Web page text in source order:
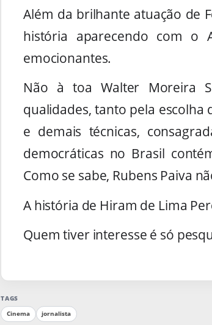
Além da brilhante atuação de
história aparecendo com o
emocionantes.
Não à toa Walter Moreira
qualidades, tanto pela
e demais técnicas,
democráticas no Brasil
Como se sabe, Rubens Paiva
A história de Hiram de Lima
Quem tiver interesse é só
TAGS
Cinema
jornalista